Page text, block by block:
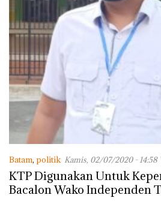
Batam, politik Kamis, 02/07/2020 - 14:58
KTP Digunakan Untuk
Bacalon Wako Independen